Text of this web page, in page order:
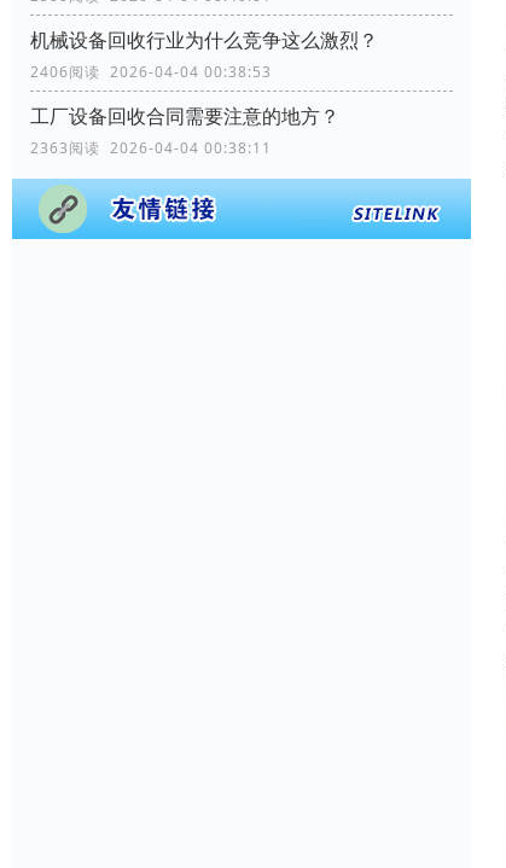
机械设备回收行业为什么竞争这么激烈？
2406阅读 2026-04-04 00:38:53
工厂设备回收合同需要注意的地方？
2363阅读 2026-04-04 00:38:11